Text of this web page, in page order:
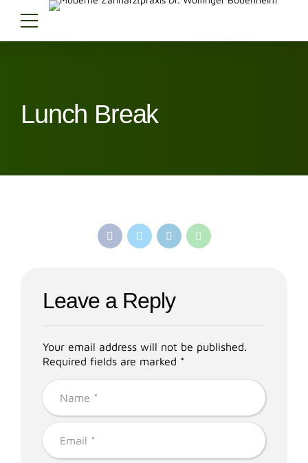
Lunch Break
Leave a Reply
Your email address will not be published.
Required fields are marked *